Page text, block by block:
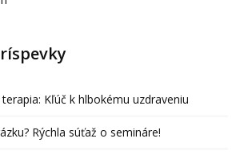
Kľúč k hlbokému uzdraveniu
Rýchla súťaž o semináre!